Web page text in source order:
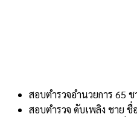
สอบตำรวจอำนวยการ 65
สอบตำรวจ ดับเพลิง ชาย ชื่